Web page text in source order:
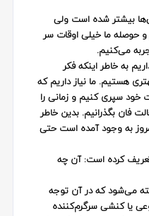
بیشتر شده است ولی
و حوصله ما خیلی اوقات سر
می‌کنیم.
به خاطر اینکه فکر
هستیم. ما نیاز داریم که
خود سپری کنیم و زمانی را
فان بگذرانیم. بدین خاطر
به وجود آمده است حتی
کرده است: آن چه
می‌شود که در آن توجه
یا کنشی سرگرم‌کننده